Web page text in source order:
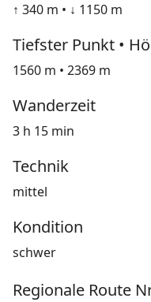
↑ 340 m • ↓ 1150 m
Tiefster Punkt •
1560 m • 2369 m
Wanderzeit
3 h 15 min
Technik
mittel
Kondition
schwer
Regionale Route